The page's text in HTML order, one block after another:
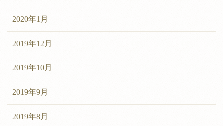
2020年1月
2019年12月
2019年10月
2019年9月
2019年8月